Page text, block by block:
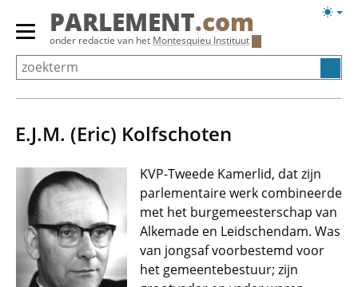
Overslaan
Primair
menu
tonen/verbergen
PARLEMENT.com
onder redactie van het Montesquieu Instituut
E.J.M. (Eric) Kolfschoten
KVP-Tweede Kamerlid, dat zijn
parlementaire werk combineerde
met het burgemeesterschap van
Alkemade en Leidschendam. Was
van jongsaf voorbestemd voor
het gemeentebestuur; zijn